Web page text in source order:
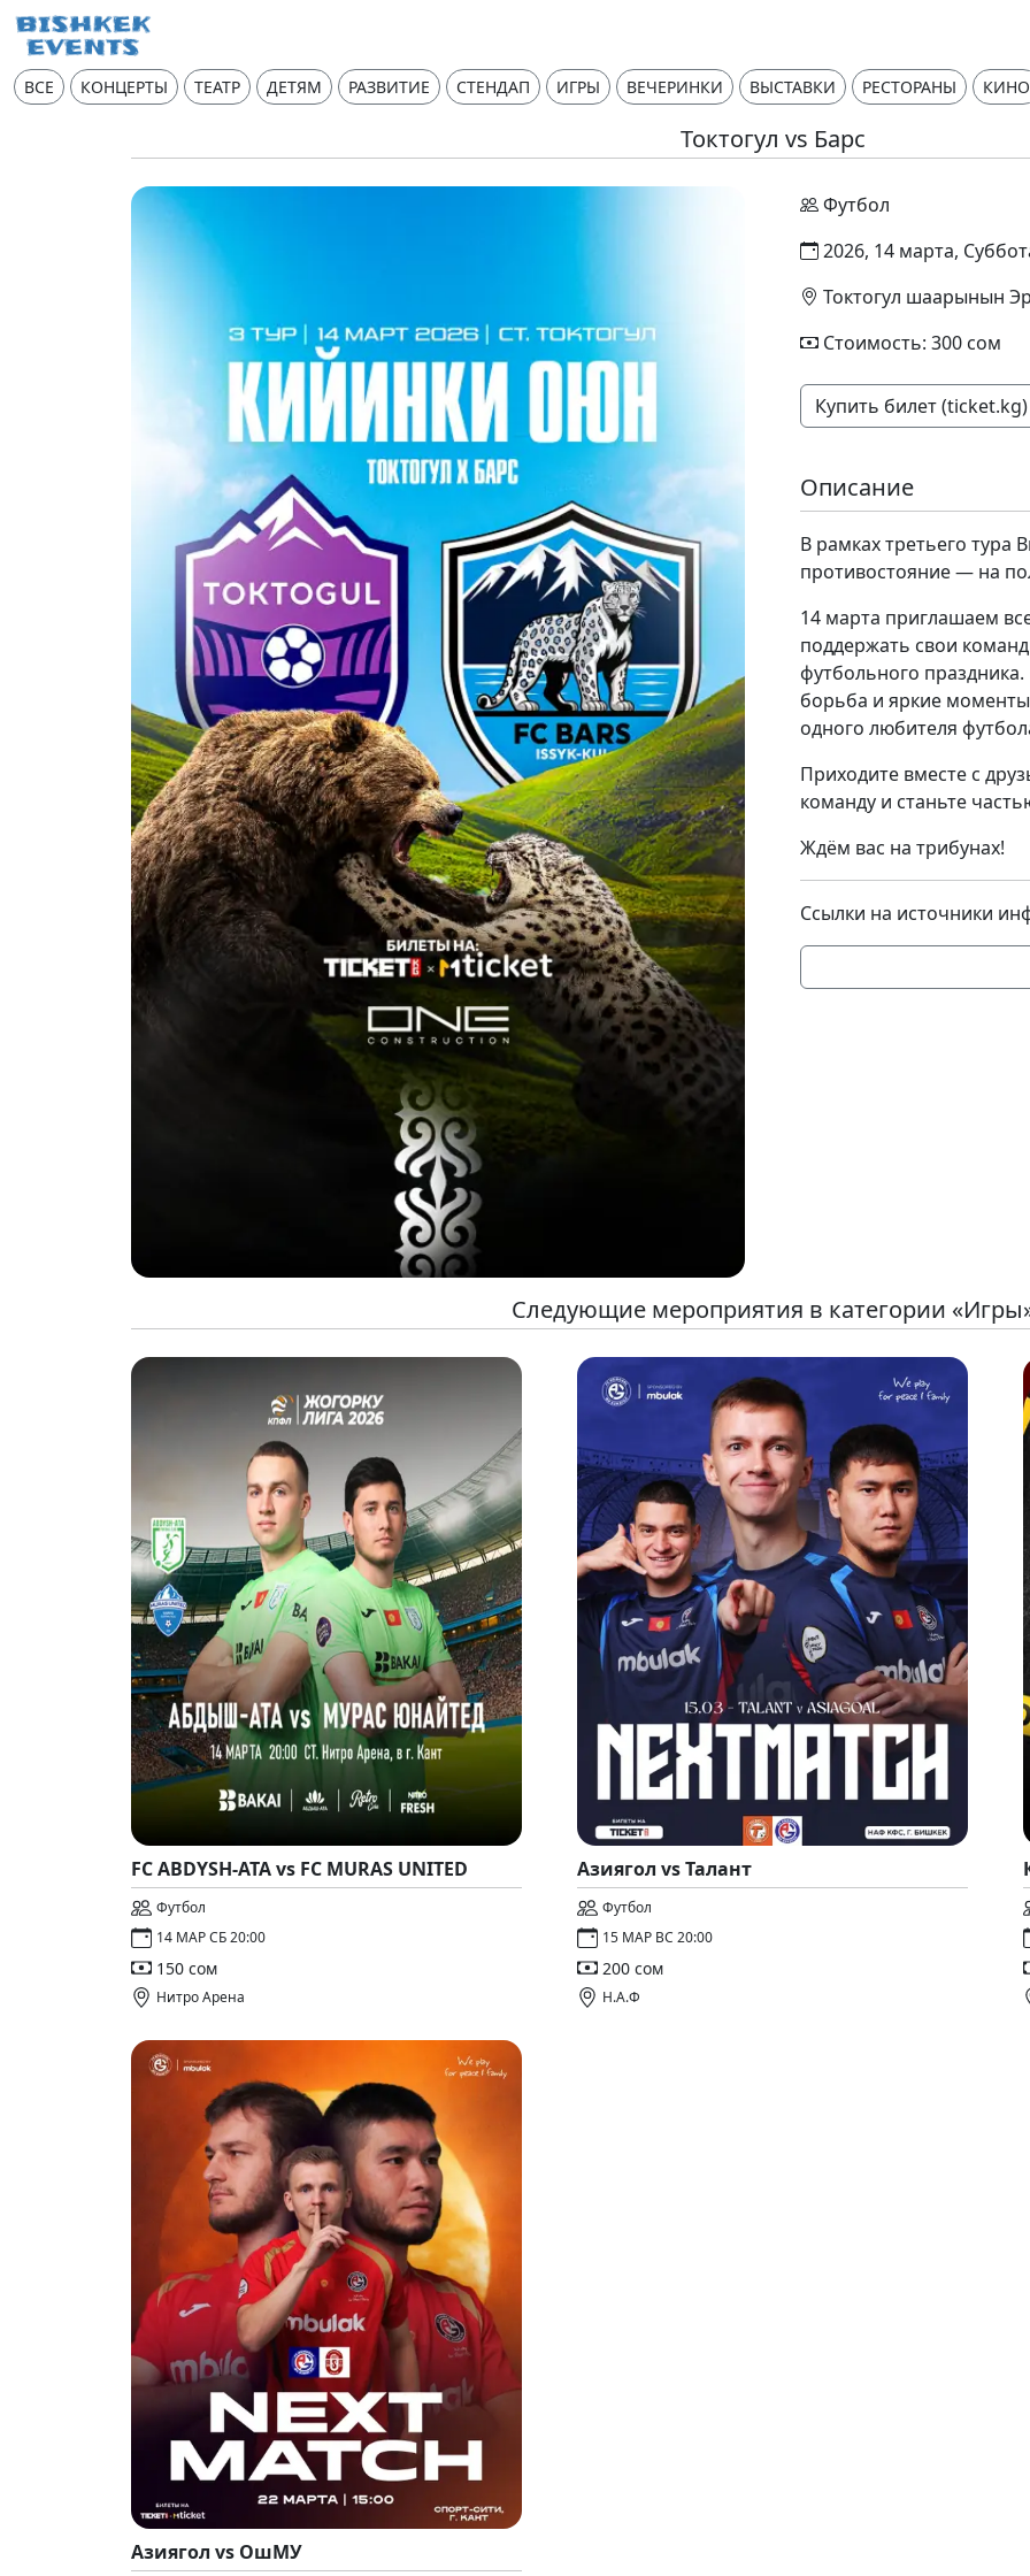
ВСЕ КОНЦЕРТЫ ТЕАТР ДЕТЯМ РАЗВИТИЕ СТЕНДАП ИГРЫ ВЕЧЕРИНКИ ВЫСТАВКИ РЕСТОРАНЫ КИНО
Токтогул vs Барс
Футбол
2026, 14 марта,
Токтогул шаарынын
Стоимость: 300 сом
Купить билет (ticket.kg)
Описание
В рамках третьего тура
противостояние — на
14 марта приглашаем
поддержать свои
футбольного
борьба и яркие
одного любителя
Приходите вместе с
команду и станьте
Ждём вас на трибунах!
Ссылки на источники
Следующие мероприятия в категории
FC ABDYSH-ATA vs FC MURAS UNITED
Футбол
14 МАР СБ 20:00
150 сом
Нитро Арена
Азиягол vs Талант
Футбол
15 МАР ВС 20:00
200 сом
Н.А.Ф
Азиягол vs ОшМУ